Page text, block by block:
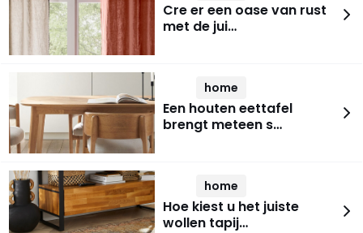
Cre er een oase van rust
met de jui…
home
Een houten eettafel
brengt meteen s…
home
Hoe kiest u het juiste
wollen tapij…